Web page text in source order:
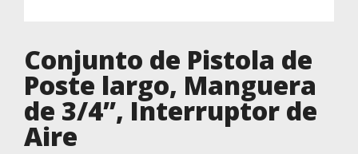
Conjunto de Pistola de
Poste largo, Manguera
de 3/4”, Interruptor de
Aire